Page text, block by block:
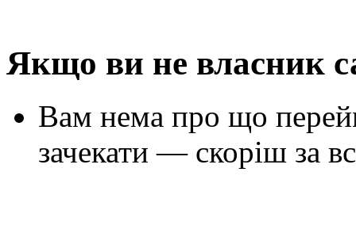
Якщо ви не власник
Вам нема про що
зачекати — скоріш за